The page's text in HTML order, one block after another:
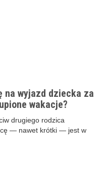
na wyjazd dziecka za
wakacje?
drugiego rodzica
— nawet krótki — jest w